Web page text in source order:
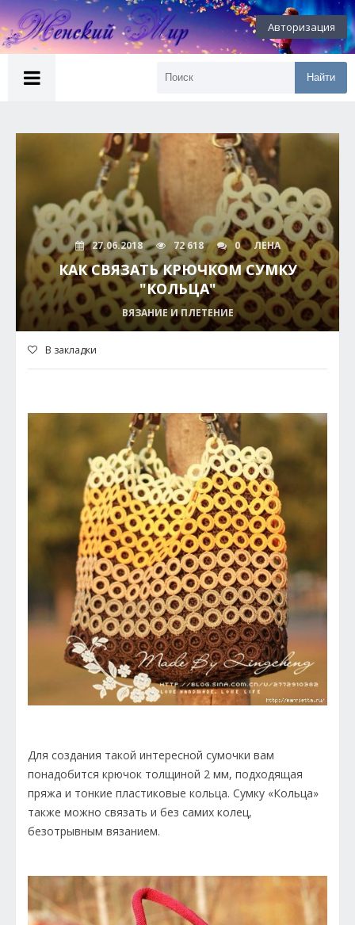
Авторизация
Найти
27.06.2018 72 618 0 ЛЕНА
КАК СВЯЗАТЬ КРЮЧКОМ СУМКУ
"КОЛЬЦА"
ВЯЗАНИЕ И ПЛЕТЕНИЕ
В закладки
Для создания такой интересной сумочки вам
понадобится крючок толщиной 2 мм, подходящая
пряжа и тонкие пластиковые кольца. Сумку «Кольца»
также можно связать и без самих колец,
безотрывным вязанием.